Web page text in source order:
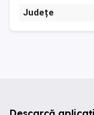
Județe